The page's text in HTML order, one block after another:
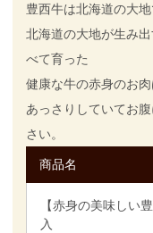
豊西牛は北海道の大
北海道の大地が生み
べて育った
健康な牛の赤身のお
あっさりしていてお
さい。
商品名
【赤身の美味しい
入